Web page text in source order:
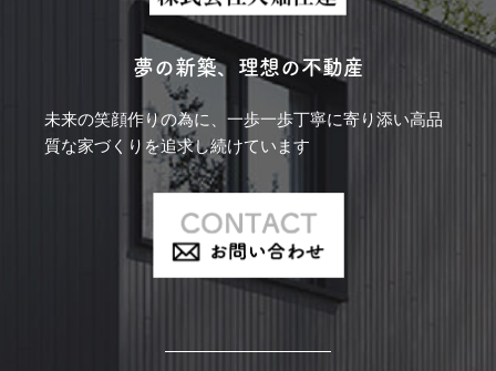
夢の新築、理想の不動産
未来の笑顔作りの為に、一歩一歩丁寧に寄り添い高品
質な家づくりを追求し続けています